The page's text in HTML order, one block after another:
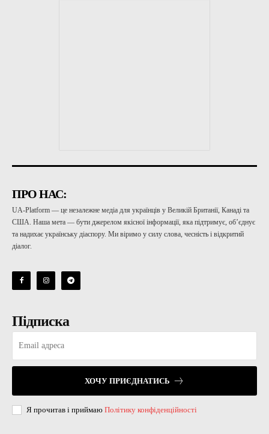
ПРО НАС:
UA-Platform — це незалежне медіа для українців у Великій Британії, Канаді та
США. Наша мета — бути джерелом якісної інформації, яка підтримує, об’єднує
та надихає українську діаспору. Ми віримо у силу слова, чесність і відкритий
діалог.
Підписка
ХОЧУ ПРИЄДНАТИСЬ
Я прочитав і приймаю Політику конфіденційності